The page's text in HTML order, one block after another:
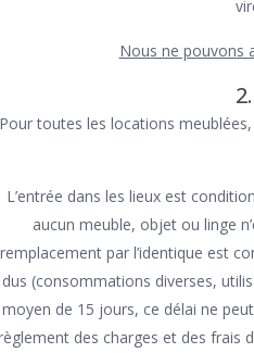
Nous ne pouvons
Pour toutes les locations
L’entrée dans les lieux est
aucun meuble, objet ou linge
remplacement par l’identique est
dus (consommations diverses,
moyen de 15 jours, ce délai ne
des charges et des frais